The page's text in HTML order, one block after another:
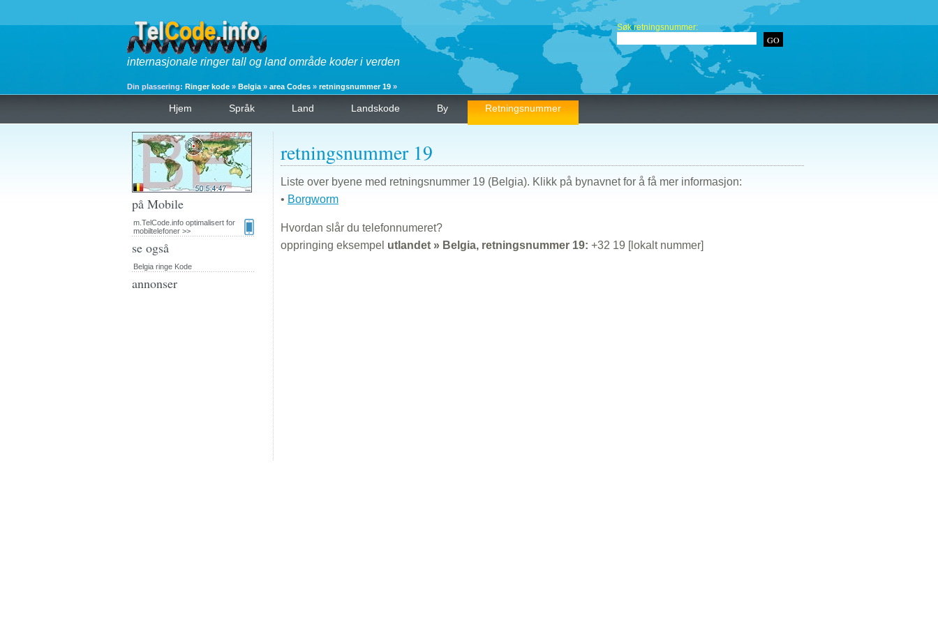
internasjonale ringer tall og land område koder i verden
Din plassering: Ringer kode » Belgia » area Codes » retningsnummer 19 »
Søk retningsnummer:
Hjem Språk Land Landskode By Retningsnummer
retningsnummer 19
Liste over byene med retningsnummer 19 (Belgia). Klikk på bynavnet for å få mer informasjon:
• Borgworm
Hvordan slår du telefonnumeret?
oppringing eksempel utlandet » Belgia, retningsnummer 19: +32 19 [lokalt nummer]
på Mobile
m.TelCode.info optimalisert for
mobiltelefoner >>
se også
Belgia ringe Kode
annonser